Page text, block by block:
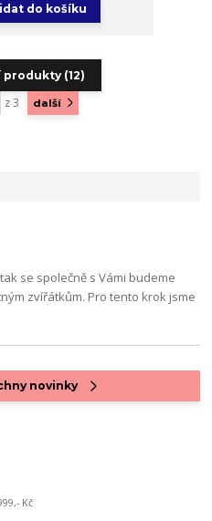
do košíku
produkty (12)
z 3 další
se společně s Vámi budeme
zvířátkům. Pro tento krok jsme
novinky
Kč